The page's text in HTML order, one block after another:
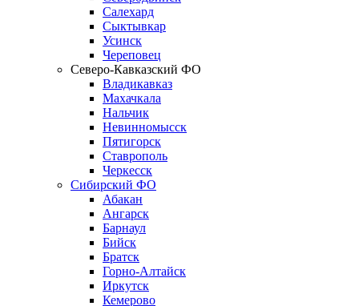
Салехард
Сыктывкар
Усинск
Череповец
Северо-Кавказский ФО
Владикавказ
Махачкала
Нальчик
Невинномысск
Пятигорск
Ставрополь
Черкесск
Сибирский ФО
Абакан
Ангарск
Барнаул
Бийск
Братск
Горно-Алтайск
Иркутск
Кемерово